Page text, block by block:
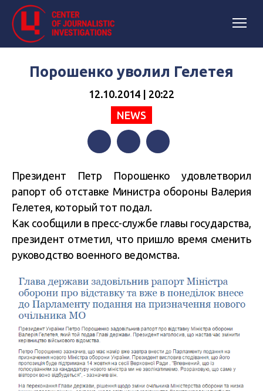
Порошенко уволил Гелетея
12.10.2014 | 20:22
NEWS
Президент Петр Порошенко удовлетворил
рапорт об отставке Министра обороны Валерия
Гелетея, который тот подал.
Как сообщили в пресс-службе главы государства,
президент отметил, что пришло время сменить
руководство военного ведомства.